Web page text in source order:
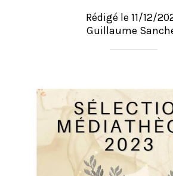
Rédigé le 11/12/
Guillaume